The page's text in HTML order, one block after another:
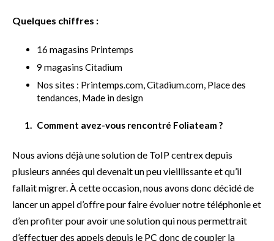
Quelques chiffres :
16 magasins Printemps
9 magasins Citadium
Nos sites : Printemps.com, Citadium.com, Place des
tendances, Made in design
Comment avez-vous rencontré Foliateam ?
Nous avions déjà une solution de ToIP centrex depuis
plusieurs années qui devenait un peu vieillissante et qu’il
fallait migrer. À cette occasion, nous avons donc décidé de
lancer un appel d’offre pour faire évoluer notre téléphonie et
d’en profiter pour avoir une solution qui nous permettrait
d’effectuer des appels depuis le PC donc de coupler la